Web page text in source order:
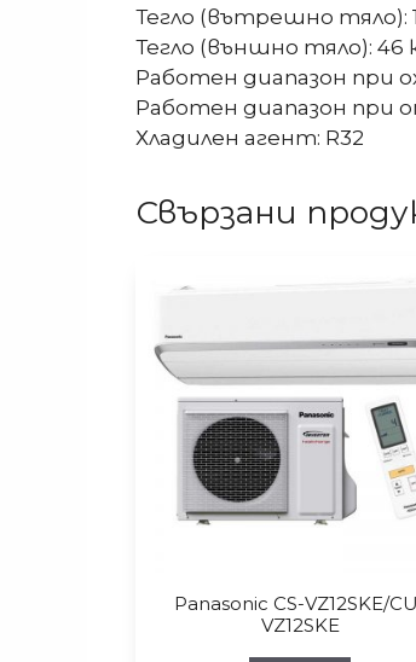
Тегло (вътрешно тяло):
Тегло (външно тяло): 46
Работен диапазон при
Работен диапазон при
Хладилен агент: R32
Свързани
Panasonic CS-VZ12SKE/
VZ12SKE